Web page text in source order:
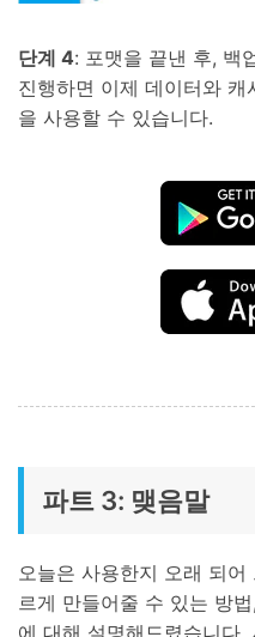
단계 4: 포맷을 끝낸 후, 백
진행하면 이제 데이터와
을 사용할 수 있습니다.
파트 3: 맺음말
오늘은 사용한지 오래 되
르게 만들어줄 수 있는 방